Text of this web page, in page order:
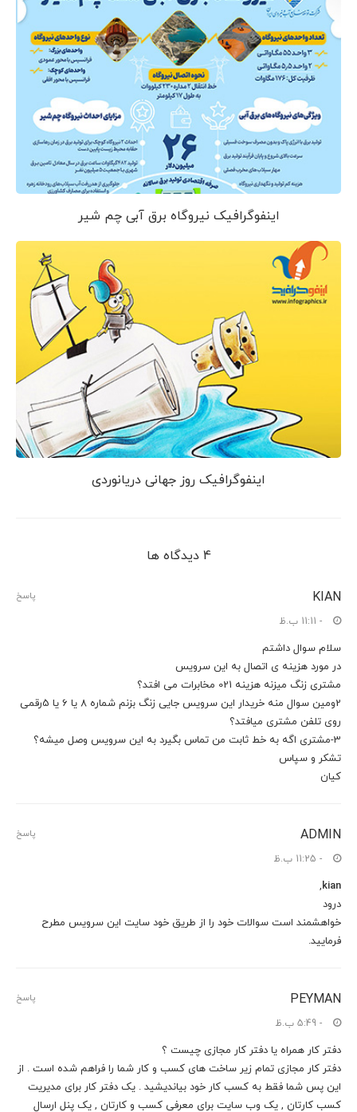
اینفوگرافیک نیروگاه برق آبی چم شیر
اینفوگرافیک روز جهانی دریانوردی
4 دیدگاه ها
KIAN
- 11:11 ب.ظ
سلام سوال داشتم
در مورد هزینه ی اتصال به این سرویس
مشتری زنگ میزنه هزینه 021 مخابرات می افتد؟
2ومین سوال منه خریدار این سرویس جایی زنگ بزنم شماره 8 یا 6 یا 5رقمی
روی تلفن مشتری میافتد؟
3-مشتری اگه به خط ثابت من تماس بگیرد به این سرویس وصل میشه؟
تشکر و سپاس
کیان
پاسخ
ADMIN
- 11:25 ب.ظ
kian
,
درود
خواهشمند است سوالات خود را از طریق خود سایت این سرویس مطرح
فرمایید.
پاسخ
PEYMAN
- 5:49 ب.ظ
دفتر کار همراه یا دفتر کار مجازی چیست ؟
دفتر کار مجازی تمام زیر ساخت های کسب و کار شما را فراهم شده است . از
این پس شما فقط به کسب کار خود بیاندیشید . یک دفتر کار برای مدیریت
کسب کارتان , یک وب سایت برای معرفی کسب و کارتان , یک پنل ارسال
پاسخ